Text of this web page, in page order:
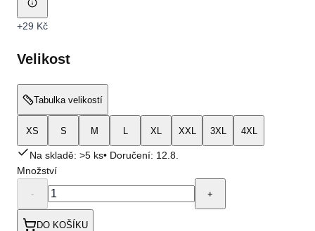
+29 Kč
Velikost
Tabulka velikostí
XS S M L XL XXL 3XL 4XL
Na skladě: >5 ks• Doručení: 12.8.
Množství
- +
DO KOŠÍKU